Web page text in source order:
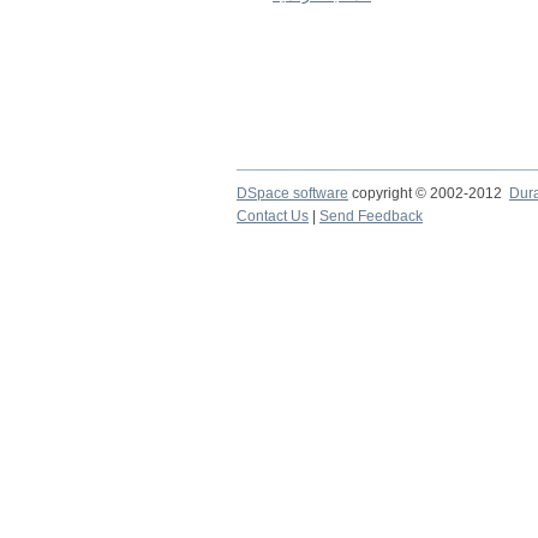
DSpace software copyright © 2002-2012
Contact Us
Send Feedback